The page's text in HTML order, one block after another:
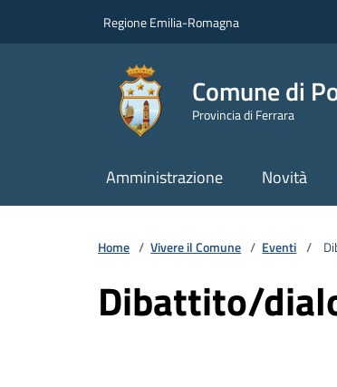
Regione Emilia-Romagna
Comune di
Provincia di Ferrara
Amministrazione Novità
Home / Vivere il Comune / Eventi /
Dibattito/